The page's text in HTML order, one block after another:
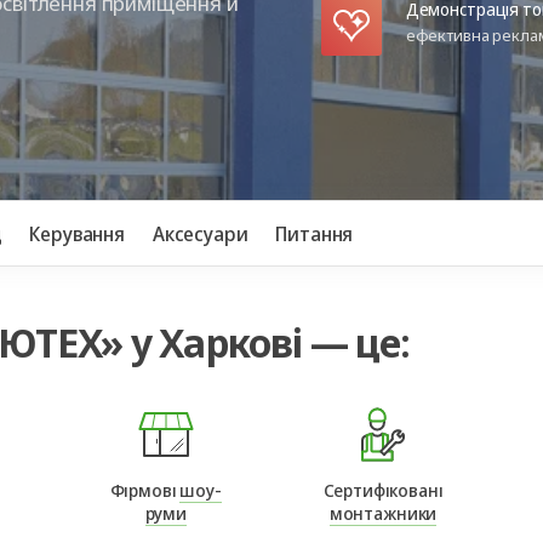
Панорамні ворота
Автоматика для
гаражних воріт
Автоматика для
промислових
Ролетні решітки
Перевантажувальні
майданчики
тамбури
Демонстрація
ефективна
Керування Аксесуари Питання
у Харкові — це:
Фірмові шоу-
руми
Сертифіковані
монтажники